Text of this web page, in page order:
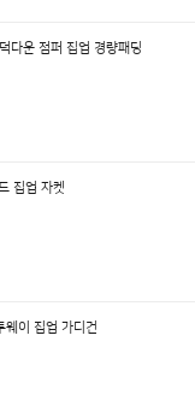
다운 점퍼 집업 경량패딩
집업 자켓
웨이 집업 가디건